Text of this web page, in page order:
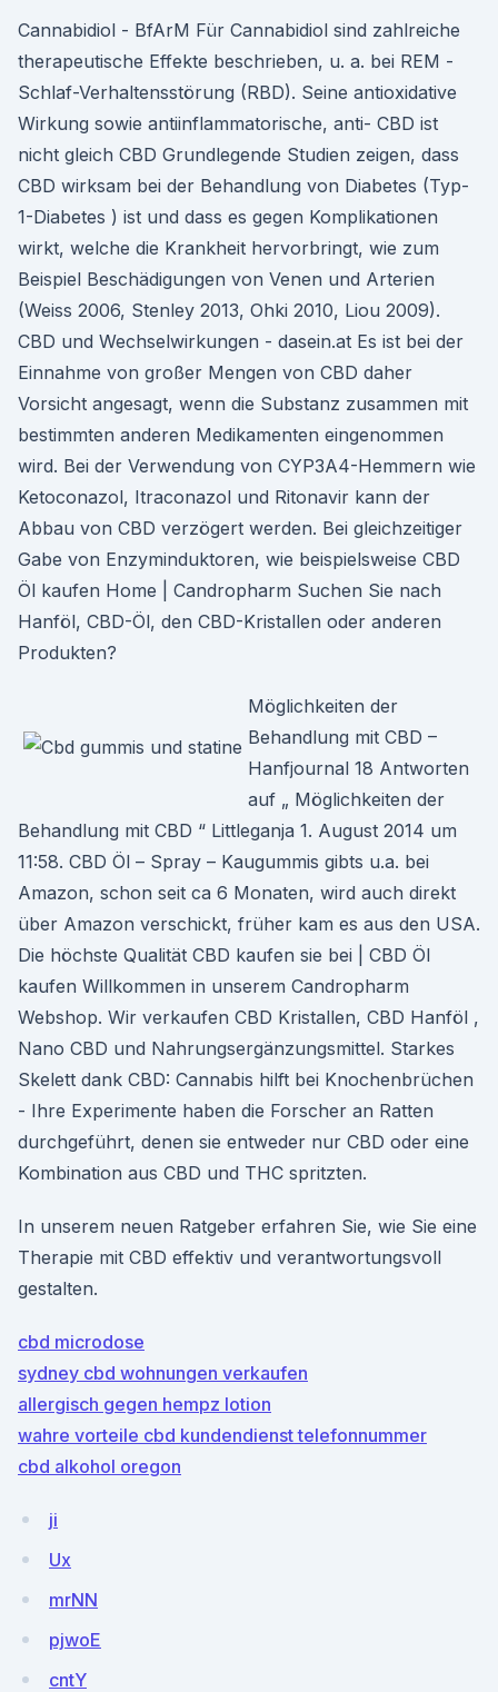
Cannabidiol - BfArM Für Cannabidiol sind zahlreiche
therapeutische Effekte beschrieben, u. a. bei REM -
Schlaf-Verhaltensstörung (RBD). Seine antioxidative
Wirkung sowie antiinflammatorische, anti- CBD ist
nicht gleich CBD Grundlegende Studien zeigen, dass
CBD wirksam bei der Behandlung von Diabetes (Typ-
1-Diabetes ) ist und dass es gegen Komplikationen
wirkt, welche die Krankheit hervorbringt, wie zum
Beispiel Beschädigungen von Venen und Arterien
(Weiss 2006, Stenley 2013, Ohki 2010, Liou 2009).
CBD und Wechselwirkungen - dasein.at Es ist bei der
Einnahme von großer Mengen von CBD daher
Vorsicht angesagt, wenn die Substanz zusammen mit
bestimmten anderen Medikamenten eingenommen
wird. Bei der Verwendung von CYP3A4-Hemmern wie
Ketoconazol, Itraconazol und Ritonavir kann der
Abbau von CBD verzögert werden. Bei gleichzeitiger
Gabe von Enzyminduktoren, wie beispielsweise CBD
Öl kaufen Home | Candropharm Suchen Sie nach
Hanföl, CBD-Öl, den CBD-Kristallen oder anderen
Produkten?
Möglichkeiten der
Behandlung mit CBD –
Hanfjournal 18 Antworten
auf „ Möglichkeiten der
Behandlung mit CBD “ Littleganja 1. August 2014 um
11:58. CBD Öl – Spray – Kaugummis gibts u.a. bei
Amazon, schon seit ca 6 Monaten, wird auch direkt
über Amazon verschickt, früher kam es aus den USA.
Die höchste Qualität CBD kaufen sie bei | CBD Öl
kaufen Willkommen in unserem Candropharm
Webshop. Wir verkaufen CBD Kristallen, CBD Hanföl ,
Nano CBD und Nahrungsergänzungsmittel. Starkes
Skelett dank CBD: Cannabis hilft bei Knochenbrüchen
- Ihre Experimente haben die Forscher an Ratten
durchgeführt, denen sie entweder nur CBD oder eine
Kombination aus CBD und THC spritzten.
In unserem neuen Ratgeber erfahren Sie, wie Sie eine
Therapie mit CBD effektiv und verantwortungsvoll
gestalten.
cbd microdose
sydney cbd wohnungen verkaufen
allergisch gegen hempz lotion
wahre vorteile cbd kundendienst telefonnummer
cbd alkohol oregon
ji
Ux
mrNN
pjwoE
cntY